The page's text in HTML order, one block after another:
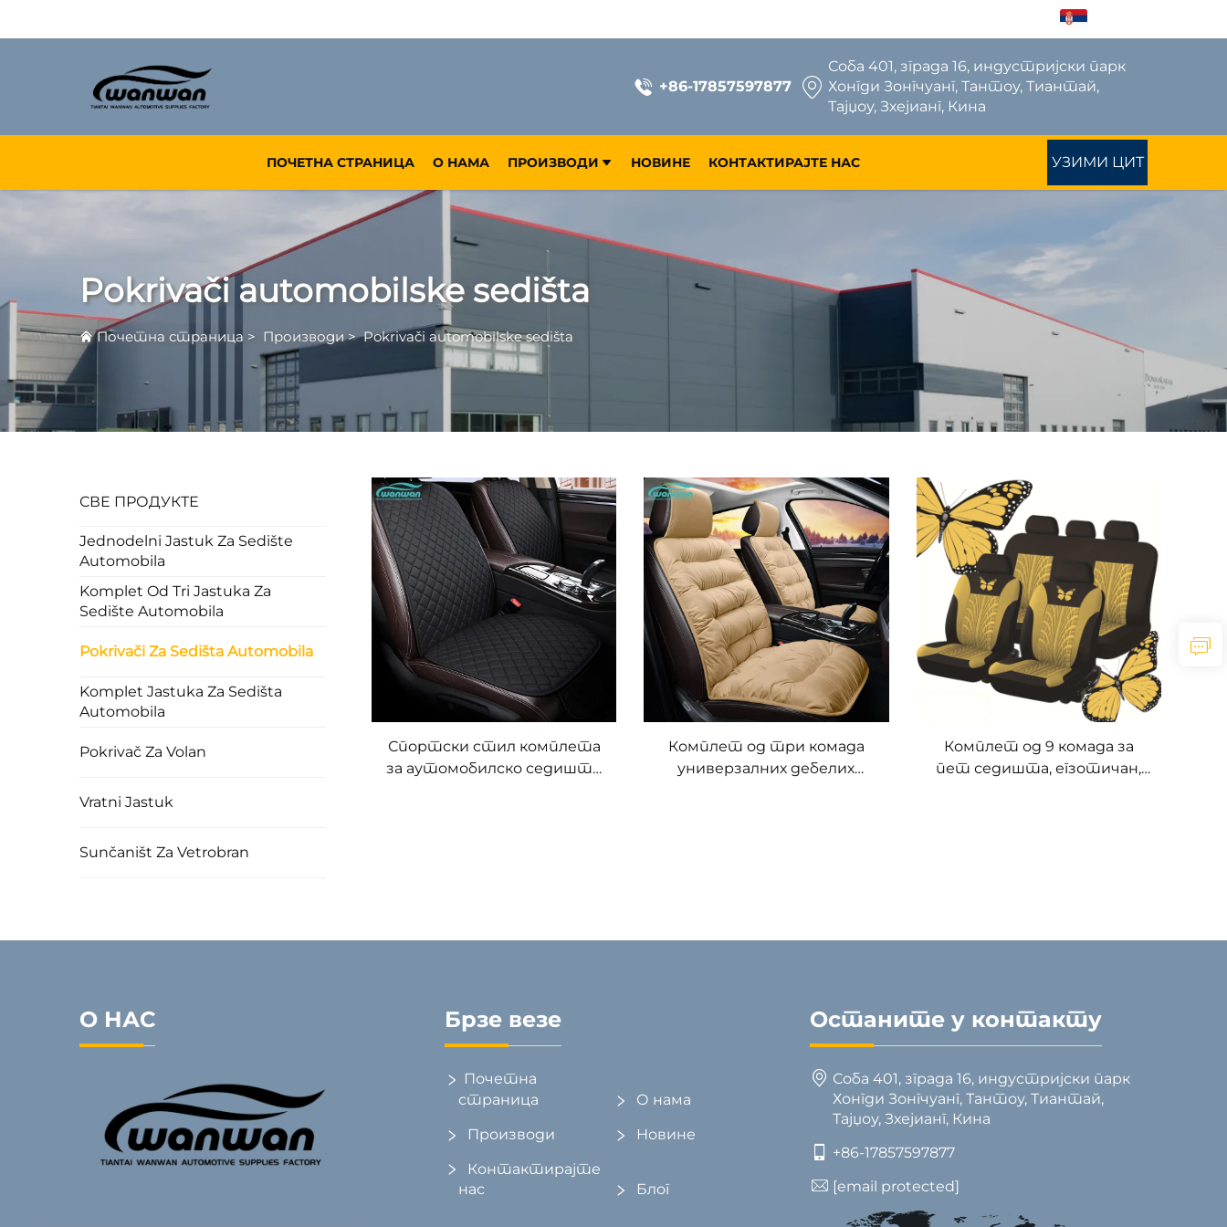
+86-17857597877
Соба 401, зграда 16, индустријски парк
Хонгди Зонгчуанг, Тантоу, Тиантай,
Тајџоу, Зхејианг, Кина
ПОЧЕТНА СТРАНИЦА О НАМА ПРОИЗВОДИ НОВИНЕ КОНТАКТИРАЈТЕ НАС УЗИМИ ЦИТ
Pokrivači automobilske sedišta
Почетна страница > Производи>Pokrivači automobilske sedišta
СВЕ ПРОДУКТЕ
Jednodelni Jastuk Za Sedište
Automobila
Komplet Od Tri Jastuka Za
Sedište Automobila
Pokrivači Za Sedišta Automobila
Komplet Jastuka Za Sedišta
Automobila
Pokrivač Za Volan
Vratni Jastuk
Sunčaništ Za Vetrobran
Спортски стил комплета
за аутомобилско седиште
Комплет од три комада
универзалних дебелих
Комплет од 9 комада за
пет седишта, егзотичан,
О НАС Брзе везе
Почетна
страница
О нама
Производи
Новине
Контактирајте
нас
Блог
Останите у контакту
Соба 401, зграда 16, индустријски парк
Хонгди Зонгчуанг, Тантоу, Тиантай,
Тајџоу, Зхејианг, Кина
+86-17857597877
[email protected]